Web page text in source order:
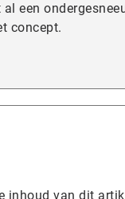
een
concept.
inhoud van dit